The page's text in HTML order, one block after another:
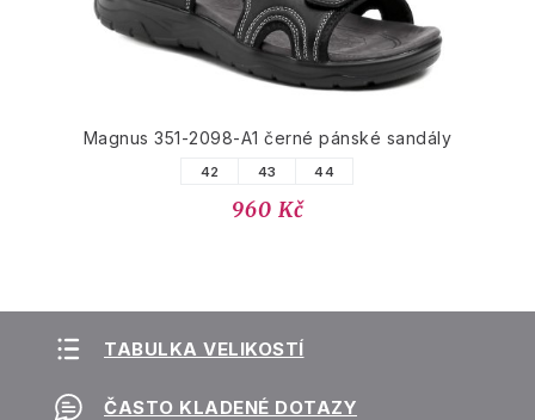
Magnus 351-2098-A1 černé pánské sandály
42 43 44
960 Kč
TABULKA VELIKOSTÍ
ČASTO KLADENÉ DOTAZY